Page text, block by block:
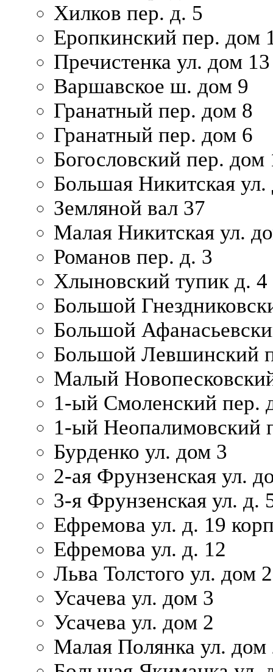
Хилков пер. д. 5
Еропкинский пер. дом
Пречистенка ул. дом 13
Варшавское ш. дом 9
Гранатный пер. дом 8
Гранатный пер. дом 6
Богословский пер.
Большая Никитская
Земляной вал 37
Малая Никитская ул.
Романов пер. д. 3
Хлыновский тупик д. 4
Большой
Большой
Большой Левшинский
Малый
1-ый Смоленский пер.
1-ый Неопалимовский
Бурденко ул. дом 3
2-ая Фрунзенская ул.
3-я Фрунзенская ул. д.
Ефремова ул. д. 19
Ефремова ул. д. 12
Льва Толстого ул. дом
Усачева ул. дом 3
Усачева ул. дом 2
Малая Полянка ул. дом